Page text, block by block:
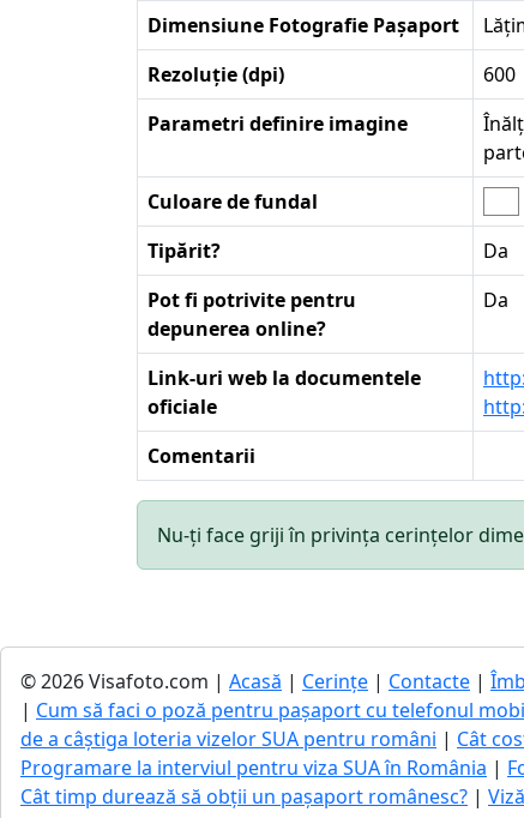
Dimensiune Fotografie Pașaport
Rezoluție (dpi)
600
Parametri definire imagine
Culoare de fundal
Tipărit?
Da
Pot fi potrivite pentru
depunerea online?
Da
Link-uri web la documentele
oficiale
Comentarii
Nu-ți face griji în privința cerințelor
© 2026 Visafoto.com | Acasă | Cerințe | Contacte |
| Cum să faci o poză pentru pașaport cu telefonul
de a câștiga loteria vizelor SUA pentru români | Cât
Programare la interviul pentru viza SUA în România |
Cât timp durează să obții un pașaport românesc? |